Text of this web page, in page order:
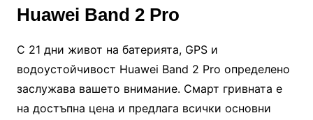
Huawei Band 2 Pro
С 21 дни живот на батерията, GPS и
водоустойчивост Huawei Band 2 Pro определено
заслужава вашето внимание. Смарт гривната е
на достъпна цена и предлага всички основни